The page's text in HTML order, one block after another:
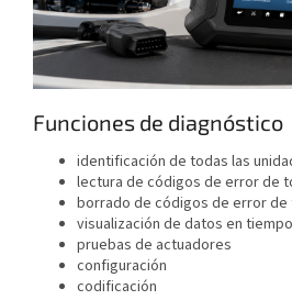
Funciones de diagnóstico
identificación de todas las
lectura de códigos de error de
borrado de códigos de error de
visualización de datos en
pruebas de actuadores
configuración
codificación